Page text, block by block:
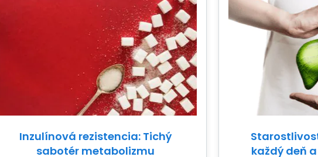
Inzulínová rezistencia: Tichý
sabotér metabolizmu
každý deň